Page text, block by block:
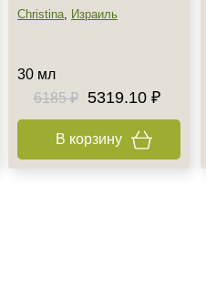
Christina, Израиль
30 мл
6185 ₽
5319.10 ₽
В корзину